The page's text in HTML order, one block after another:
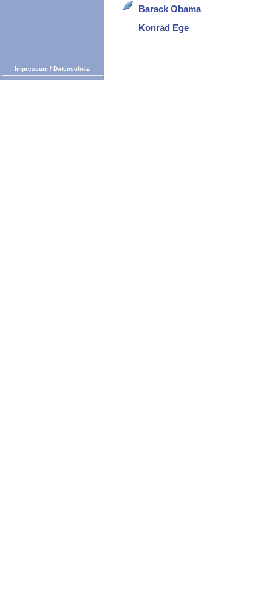
Barack Obama
Konrad Ege
Impressum / Datenschutz